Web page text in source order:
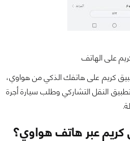
على الهاتف
كريم على هاتفك الذكي من هواوي،
النقل التشاركي وطلب سيارة أجرة
عبر هاتف هواوي؟